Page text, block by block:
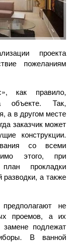
проекта
пожеланиям
как правило,
объекте. Так,
а в другом месте
заказчик может
конструкции.
со всеми
этого, при
план прокладки
а также
не
проемов, а их
подлежат
В ванной